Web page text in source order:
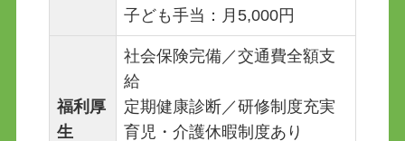
子ども手当：月5,000円
福利厚
生
社会保険完備／交通費全額支
給
定期健康診断／研修制度充実
育児・介護休暇制度あり